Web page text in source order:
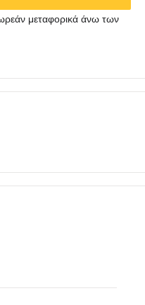
μεταφορικά άνω των